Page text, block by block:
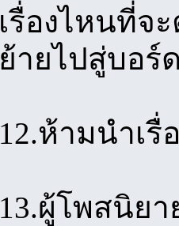
เรื่องไหนที่จ
ย้ายไปสู่บอร์
12.ห้ามนำเ
13.ผู้โพสนิย